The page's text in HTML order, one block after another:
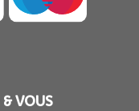
VOUS